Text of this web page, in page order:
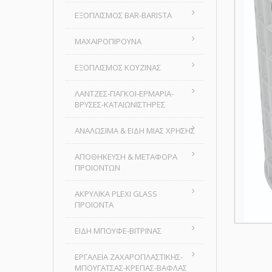
ΕΞΟΠΛΙΣΜΟΣ BAR-BARISTA
ΜΑΧΑΙΡΟΠΙΡΟΥΝΑ
ΕΞΟΠΛΙΣΜΟΣ ΚΟΥΖΙΝΑΣ
ΛΑΝΤΖΕΣ-ΠΑΓΚΟΙ-ΕΡΜΑΡΙΑ-
ΒΡΥΣΕΣ-ΚΑΤΑΙΩΝΙΣΤΗΡΕΣ
ΑΝΑΛΩΣΙΜΑ & ΕΙΔΗ ΜΙΑΣ ΧΡΗΣΗΣ
ΑΠΟΘΗΚΕΥΣΗ & ΜΕΤΑΦΟΡΑ
ΠΡΟΙΟΝΤΩΝ
ΑΚΡΥΛΙΚΑ PLEXI GLASS
ΠΡΟΙΟΝΤΑ
ΕΙΔΗ ΜΠΟΥΦΕ-ΒΙΤΡΙΝΑΣ
ΕΡΓΑΛΕΙΑ ΖΑΧΑΡΟΠΛΑΣΤΙΚΗΣ-
ΜΠΟΥΓΑΤΣΑΣ-ΚΡΕΠΑΣ-ΒΑΦΛΑΣ